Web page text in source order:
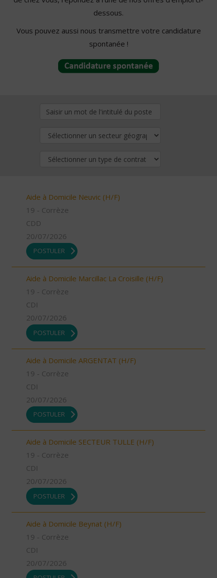
dessous.
Vous pouvez aussi nous transmettre votre candidature
spontanée !
Aide à Domicile Neuvic (H/F)
19 - Corrèze
CDD
20/07/2026
POSTULER
Aide à Domicile Marcillac La Croisille (H/F)
19 - Corrèze
CDI
20/07/2026
POSTULER
Aide à Domicile ARGENTAT (H/F)
19 - Corrèze
CDI
20/07/2026
POSTULER
Aide à Domicile SECTEUR TULLE (H/F)
19 - Corrèze
CDI
20/07/2026
POSTULER
Aide à Domicile Beynat (H/F)
19 - Corrèze
CDI
20/07/2026